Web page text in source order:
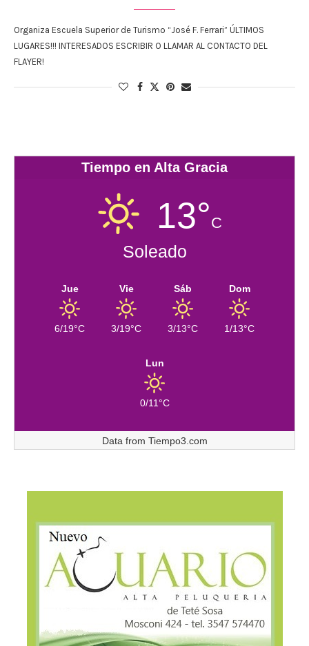
Organiza Escuela Superior de Turismo “José F. Ferrari” ÚLTIMOS
LUGARES!!! INTERESADOS ESCRIBIR O LLAMAR AL CONTACTO DEL
FLAYER!
Tiempo en Alta Gracia
13°C
Soleado
Jue
6/19°C
Vie
3/19°C
Sáb
3/13°C
Dom
1/13°C
Lun
0/11°C
Data from Tiempo3.com